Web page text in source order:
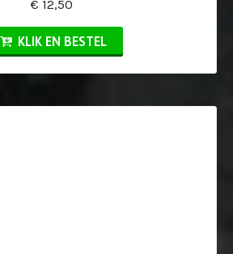
€ 12,50
KLIK EN BESTEL